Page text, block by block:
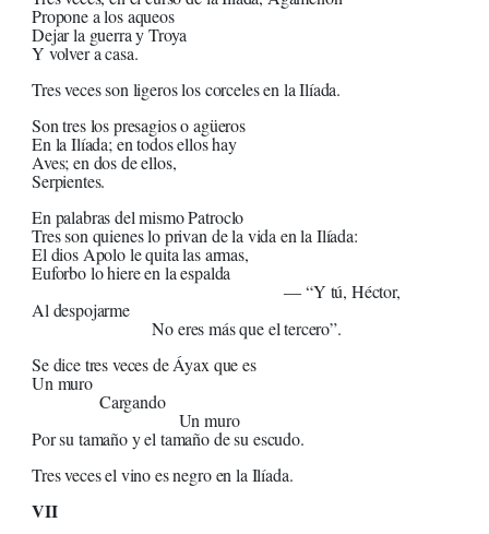
Propone a los aqueos
Dejar la guerra y Troya
Y volver a casa.
Tres veces son ligeros los corceles en la Ilíada.
Son tres los presagios o agüeros
En la Ilíada; en todos ellos hay
Aves; en dos de ellos,
Serpientes.
En palabras del mismo Patroclo
Tres son quienes lo privan de la vida en la Ilíada:
El dios Apolo le quita las armas,
Euforbo lo hiere en la espalda
― “Y tú, Héctor,
Al despojarme
No eres más que el tercero”.
Se dice tres veces de Áyax que es
Un muro
Cargando
Un muro
Por su tamaño y el tamaño de su escudo.
Tres veces el vino es negro en la Ilíada.
VII